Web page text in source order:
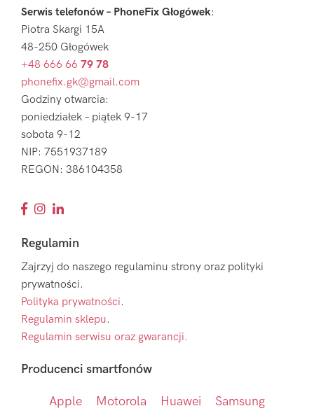
Serwis telefonów – PhoneFix Głogówek:
Piotra Skargi 15A
48-250 Głogówek
+48 666 66 79 78
phonefix.gk@gmail.com
Godziny otwarcia:
poniedziałek – piątek 9-17
sobota 9-12
NIP: 7551937189
REGON: 386104358
Regulamin
Zajrzyj do naszego regulaminu strony oraz polityki
prywatności.
Polityka prywatności.
Regulamin sklepu.
Regulamin serwisu oraz gwarancji.
Producenci smartfonów
Apple Motorola Huawei Samsung